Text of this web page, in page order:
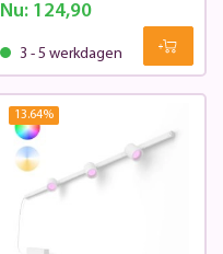
Nu: 124,90
3 - 5 werkdagen
13.64%